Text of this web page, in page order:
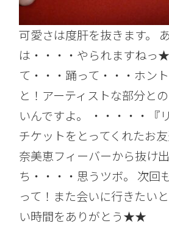
可愛さは度肝を抜きます。
は・・・・やられますねっ
て・・・踊って・・・ホン
と！アーティストな部分と
いんですよ。 ・・・・・
チケットをとってくれたお
奈美恵フィーバーから抜け
ち・・・・思うツボ。 次回
って！また会いに行きたい
い時間をありがとう★★